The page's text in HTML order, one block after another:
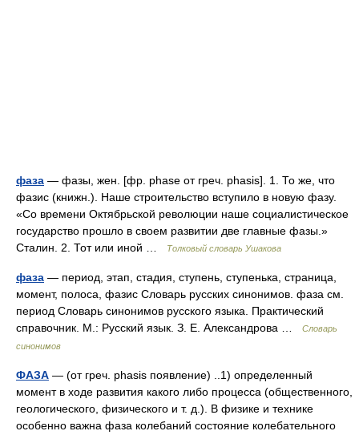
фаза — фазы, жен. [фр. phase от греч. phasis]. 1. То же, что
фазис (книжн.). Наше строительство вступило в новую фазу.
«Со времени Октябрьской революции наше социалистическое
государство прошло в своем развитии две главные фазы.»
Сталин. 2. Тот или иной …
Толковый словарь Ушакова
фаза — период, этап, стадия, ступень, ступенька, страница,
момент, полоса, фазис Словарь русских синонимов. фаза см.
период Словарь синонимов русского языка. Практический
справочник. М.: Русский язык. З. Е. Александрова …
Словарь
синонимов
ФАЗА — (от греч. phasis появление) ..1) определенный
момент в ходе развития какого либо процесса (общественного,
геологического, физического и т. д.). В физике и технике
особенно важна фаза колебаний состояние колебательного